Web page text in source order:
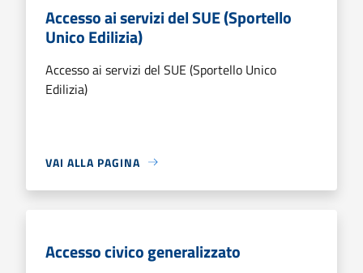
Accesso ai servizi del SUE (Sportello
Unico Edilizia)
Accesso ai servizi del SUE (Sportello Unico
Edilizia)
VAI ALLA PAGINA
Accesso civico generalizzato